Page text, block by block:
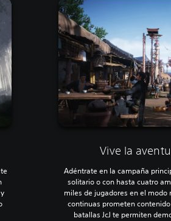
Vive la
Adéntrate en la campaña
solitario o con hasta cuatro
miles de jugadores en el
continuas prometen
batallas JcJ te permiten